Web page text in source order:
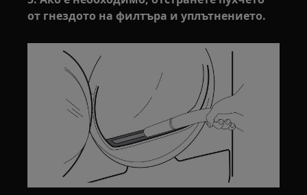
от гнездото на филтъра и уплътнението.